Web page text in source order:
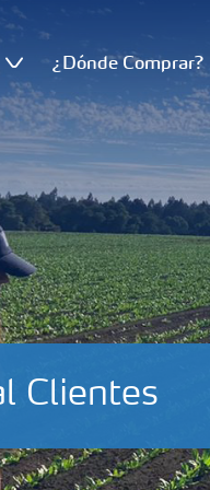
¿Dónde Comprar?
Clientes